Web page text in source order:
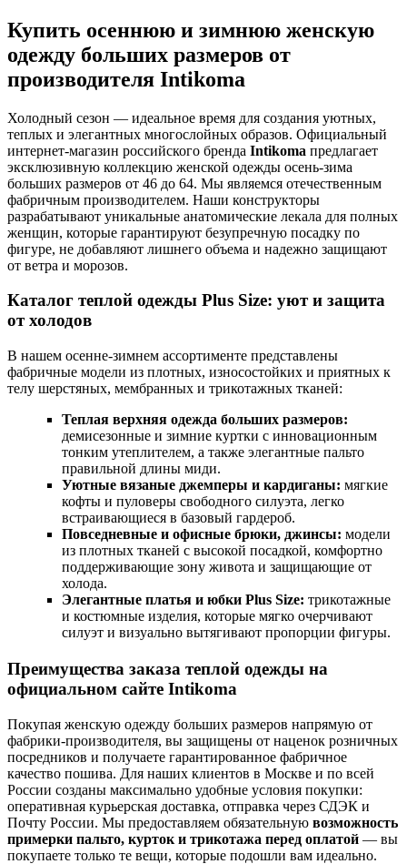
Купить осеннюю и зимнюю женскую
одежду больших размеров от
производителя Intikoma
Холодный сезон — идеальное время для создания уютных,
теплых и элегантных многослойных образов. Официальный
интернет-магазин российского бренда Intikoma предлагает
эксклюзивную коллекцию женской одежды осень-зима
больших размеров от 46 до 64. Мы являемся отечественным
фабричным производителем. Наши конструкторы
разрабатывают уникальные анатомические лекала для полных
женщин, которые гарантируют безупречную посадку по
фигуре, не добавляют лишнего объема и надежно защищают
от ветра и морозов.
Каталог теплой одежды Plus Size: уют и защита
от холодов
В нашем осенне-зимнем ассортименте представлены
фабричные модели из плотных, износостойких и приятных к
телу шерстяных, мембранных и трикотажных тканей:
Теплая верхняя одежда больших размеров:
демисезонные и зимние куртки с инновационным
тонким утеплителем, а также элегантные пальто
правильной длины миди.
Уютные вязаные джемперы и кардиганы: мягкие
кофты и пуловеры свободного силуэта, легко
встраивающиеся в базовый гардероб.
Повседневные и офисные брюки, джинсы: модели
из плотных тканей с высокой посадкой, комфортно
поддерживающие зону живота и защищающие от
холода.
Элегантные платья и юбки Plus Size: трикотажные
и костюмные изделия, которые мягко очерчивают
силуэт и визуально вытягивают пропорции фигуры.
Преимущества заказа теплой одежды на
официальном сайте Intikoma
Покупая женскую одежду больших размеров напрямую от
фабрики-производителя, вы защищены от наценок розничных
посредников и получаете гарантированное фабричное
качество пошива. Для наших клиентов в Москве и по всей
России созданы максимально удобные условия покупки:
оперативная курьерская доставка, отправка через СДЭК и
Почту России. Мы предоставляем обязательную возможность
примерки пальто, курток и трикотажа перед оплатой — вы
покупаете только те вещи, которые подошли вам идеально.